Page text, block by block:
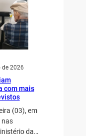
de 2026
com mais
(03), em
nas
da…